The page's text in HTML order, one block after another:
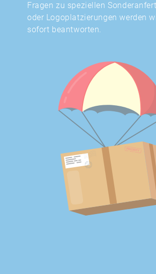
Fragen zu speziellen
oder Logoplatzierungen werden
sofort beantworten.